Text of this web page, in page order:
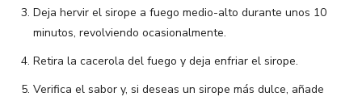
Deja hervir el sirope a fuego medio-alto durante unos 10
minutos, revolviendo ocasionalmente.
Retira la cacerola del fuego y deja enfriar el sirope.
Verifica el sabor y, si deseas un sirope más dulce, añade